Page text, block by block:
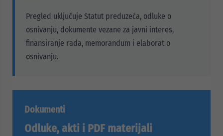
Pregled uključuje Statut preduzeća, odluke o
osnivanju, dokumente vezane za javni interes,
finansiranje rada, memorandum i elaborat o
osnivanju.
Dokumenti
Odluke, akti i PDF materijali